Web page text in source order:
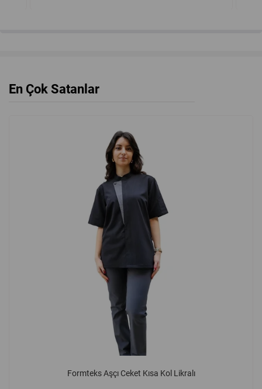
₺1.012,00
Formteks Garson Papyon Si̇yah
₺107,12
ürün
Formteks Eko Garson Şef Klasik Kumaş Pantolon Pileli-Pilesiz
₺250,00
₺461,25
En Çok Satanlar
Formteks Aşçı Ceket Kısa Kol Likralı